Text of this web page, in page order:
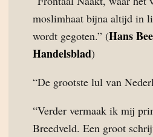
moslimhaat bijna altijd in
wordt gegoten.” (Hans
Handelsblad)
“De grootste lul van
“Verder vermaak ik mij
Breedveld. Een groot